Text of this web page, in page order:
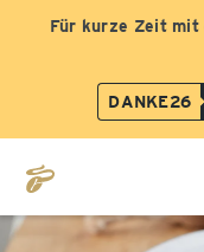
Für kurze Zeit mit
DANKE26